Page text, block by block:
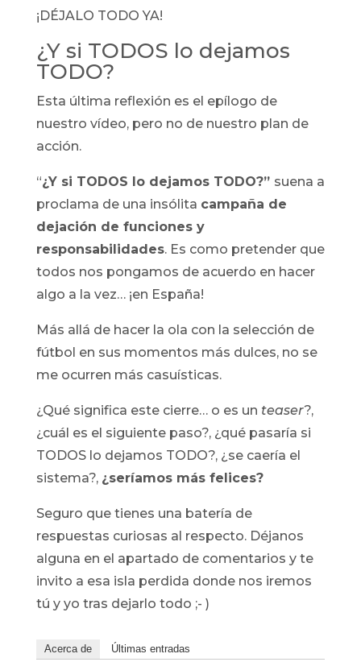
¡DÉJALO TODO YA!
¿Y si TODOS lo dejamos
TODO?
Esta última reflexión es el epílogo de
nuestro vídeo, pero no de nuestro plan de
acción.
“¿Y si TODOS lo dejamos TODO?” suena a
proclama de una insólita campaña de
dejación de funciones y
responsabilidades. Es como pretender que
todos nos pongamos de acuerdo en hacer
algo a la vez… ¡en España!
Más allá de hacer la ola con la selección de
fútbol en sus momentos más dulces, no se
me ocurren más casuísticas.
¿Qué significa este cierre… o es un teaser?,
¿cuál es el siguiente paso?, ¿qué pasaría si
TODOS lo dejamos TODO?, ¿se caería el
sistema?, ¿seríamos más felices?
Seguro que tienes una batería de
respuestas curiosas al respecto. Déjanos
alguna en el apartado de comentarios y te
invito a esa isla perdida donde nos iremos
tú y yo tras dejarlo todo ;- )
Acerca de Últimas entradas